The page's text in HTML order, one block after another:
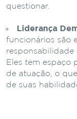
questionar.
Liderança
funcionários são
responsabilidade
Eles têm espaço
de atuação, o
de suas